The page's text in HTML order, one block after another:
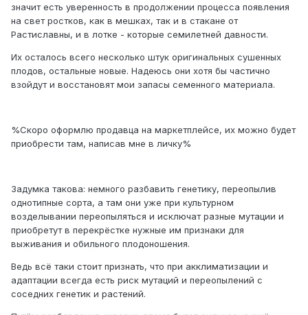
значит есть уверенность в продолжении процесса появления
на свет ростков, как в мешках, так и в стакане от
Растиславны, и в лотке - которые семилетней давности.
Их осталось всего несколько штук оригинальных сушенных
плодов, остальные новые. Надеюсь они хотя бы частично
взойдут и восстановят мои запасы семенного материала.
%Скоро оформлю продавца на маркетплейсе, их можно будет
приобрести там, написав мне в личку%
Задумка такова: немного разбавить генетику, переопылив
однотипные сорта, а там они уже при культурном
возделывании переопыляться и исключат разные мутации и
приобретут в перекрёстке нужные им признаки для
выживания и обильного плодоношения.
Ведь всё таки стоит признать, что при акклиматизации и
адаптации всегда есть риск мутаций и переопылений с
соседних генетик и растений.